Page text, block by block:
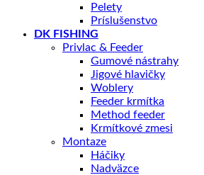
Pelety
Príslušenstvo
DK FISHING
Privlac & Feeder
Gumové nástrahy
Jigové hlavičky
Woblery
Feeder krmítka
Method feeder
Krmítkové zmesi
Montaze
Háčiky
Nadväzce